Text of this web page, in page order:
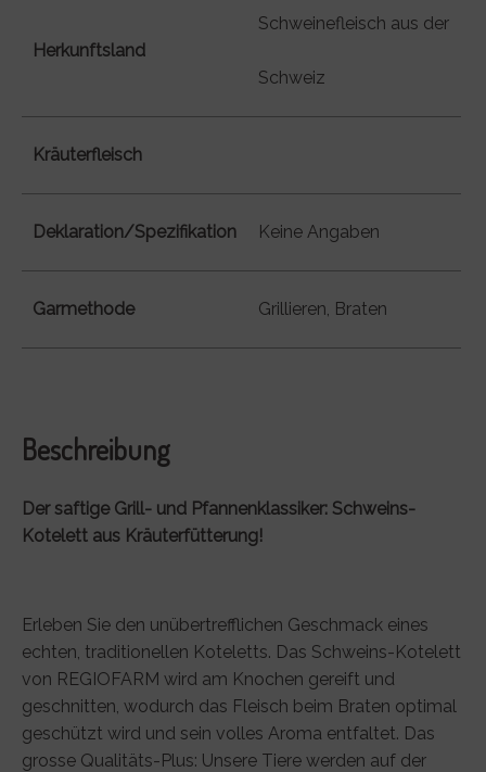
Herkunftsland
Schweinefleisch aus der
Schweiz
Kräuterfleisch
Deklaration/Spezifikation Keine Angaben
Garmethode Grillieren, Braten
Beschreibung
Der saftige Grill- und Pfannenklassiker: Schweins-
Kotelett aus Kräuterfütterung!
Erleben Sie den unübertrefflichen Geschmack eines
echten, traditionellen Koteletts. Das Schweins-Kotelett
von REGIOFARM wird am Knochen gereift und
geschnitten, wodurch das Fleisch beim Braten optimal
geschützt wird und sein volles Aroma entfaltet. Das
grosse Qualitäts-Plus: Unsere Tiere werden auf der